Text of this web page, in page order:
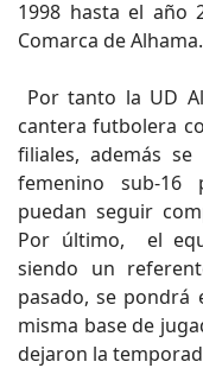
1998 hasta el año
Comarca de Alhama.
Por tanto la UD
cantera futbolera
filiales, además
femenino sub-16
puedan seguir
Por último, el
siendo un
pasado, se pondrá
misma base de
dejaron la